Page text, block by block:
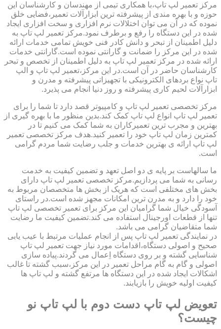
مرکز تعمیر لپ تاپ،با همکاری تیمی از مهندسان و کارشناسان این
حوزه و با بهره مندی از پیشرفته ترین ابزارآلات تعمیر،فضایی خلق
نموده که در آن می توان اختلالات نرم افزاری و سخت افزاری ایجاد
شده در این دستگاه را رفع و برطرف نمود.مرکز تعمیر لپ تاپ به
دلیل اطمینان از تبحر و دانش کادر فنی خویش تمامی خدمات ارائه
شده در این مرکز را ضمانت و گارانتی نموده است.گارانتی خدمات
ارائه شده در مرکز تعمیر لپ تاپ به دلیل اطمینان از تخصص و تبحر
کارشناسان حاضر در آن است.در این مرکز،تعمیر لپ تاپ و الپ
تاپ نواع بردهای الکترونیکی با تجهیزاتی پیشرفته و مدرن و
ابزارآلات لحیم کاری پیشرفته و روز دنیا انجام می پذیرد.
مرکز تخصصی تعمیر لپ تاپ و کامپیوتر قصد دارد تا شما را برای
تعمیر لپ تاپ انواع لپ تاپ کمک کند.بدین منظور ما با بهره گیری از
بهترین و مجرب ترین تعمیرکاران به شما کمک می کنیم تا در
کمترین زمان لپ تاپ خود را تعمیر کنید.هدف مرکز تخصصی تعمیر
لپ تاپ ارائه ی بهترین خدمات و جلب رضایت شما مردم گرامی
است.
ما سالهاست بر پایه ی دو اصل تعهد و تضمین کیفیت به خدمت
رسانی به شما می پردازیم.مرکز تخصصی تعمیر لپ تاپ دارای
بخش های مختلفی است که هریک از بخش ها متخصصان مربوط به
خود را دارد و به مدرن ترین امکانات مجهز شده است.در راستای
آسودگی خیال شما گرامیان این مرکز برای تعمیر تخصصی لپ تاپ
تنها از قطعات اورجینال استفاده می کند.تضمین کیفیت ما رضایت
شما متقاضیان گرامی می باشد.
در نمایندگی تعمیر لپ تاپ پس از انجام عملیات مرتبط با عیب یابی
صحیح و اصولی دستگاه،اقدامات مورد نیاز جهت تعمیر لپ تاپ
شناسایی گشته و بر روی دستگاه اِعمال می گردند.پیاده سازی
اصولی و گام به گام مراحل تعمیر در این مرکز،سبب گشته تا غالب
اشکالات ایجاد شده در این دستگاه ها مرتفع گشته و لپ تاپ ها
کیفیت اولیه خویش را بازیابند.
تعویض لپ تاپ دست دوم با لپ تاپ نو
چیست؟